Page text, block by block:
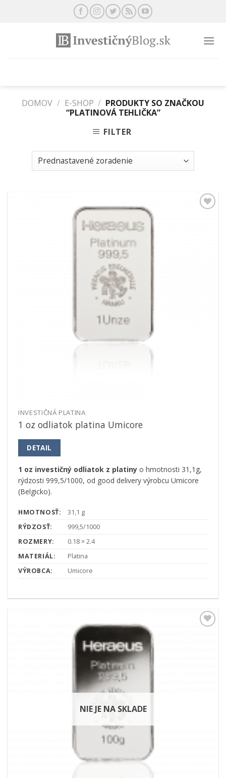
DOMOV / E-SHOP / PRODUKTY SO ZNAČKOU
“PLATINOVÁ TEHLIČKA”
FILTER
INVESTIČNÁ PLATINA
1 oz odliatok platina Umicore
DETAIL
1 oz investičný odliatok z platinyo hmotnosti 31,1g,
rýdzosti 999,5/1000, od good delivery výrobcu Umicore
(Belgicko).
HMOTNOSŤ:
31,1 g
RÝDZOSŤ:
999,5/1000
ROZMERY:
0.18 × 2.4
MATERIÁL:
Platina
VÝROBCA:
Umicore
NIE JE NA SKLADE